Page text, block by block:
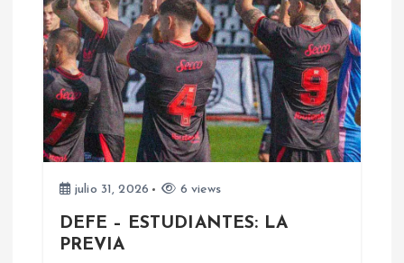
n
d
e
e
julio 31, 2026 6 views
DEFE – ESTUDIANTES: LA
PREVIA